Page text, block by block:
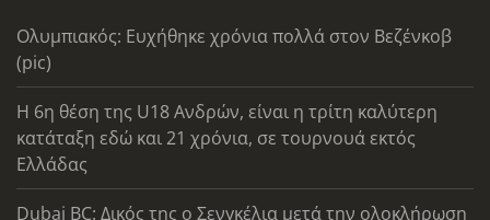
Ολυμπιακός: Ευχήθηκε χρόνια πολλά στον Βεζένκοβ
(pic)
Η 6η θέση της U18 Ανδρών, είναι η τρίτη καλύτερη
κατάταξη εδώ και 21 χρόνια, σε τουρνουά εκτός
Ελλάδας
Dubai BC: Δικός της ο Σενγκέλια μετά την ολοκλήρωση